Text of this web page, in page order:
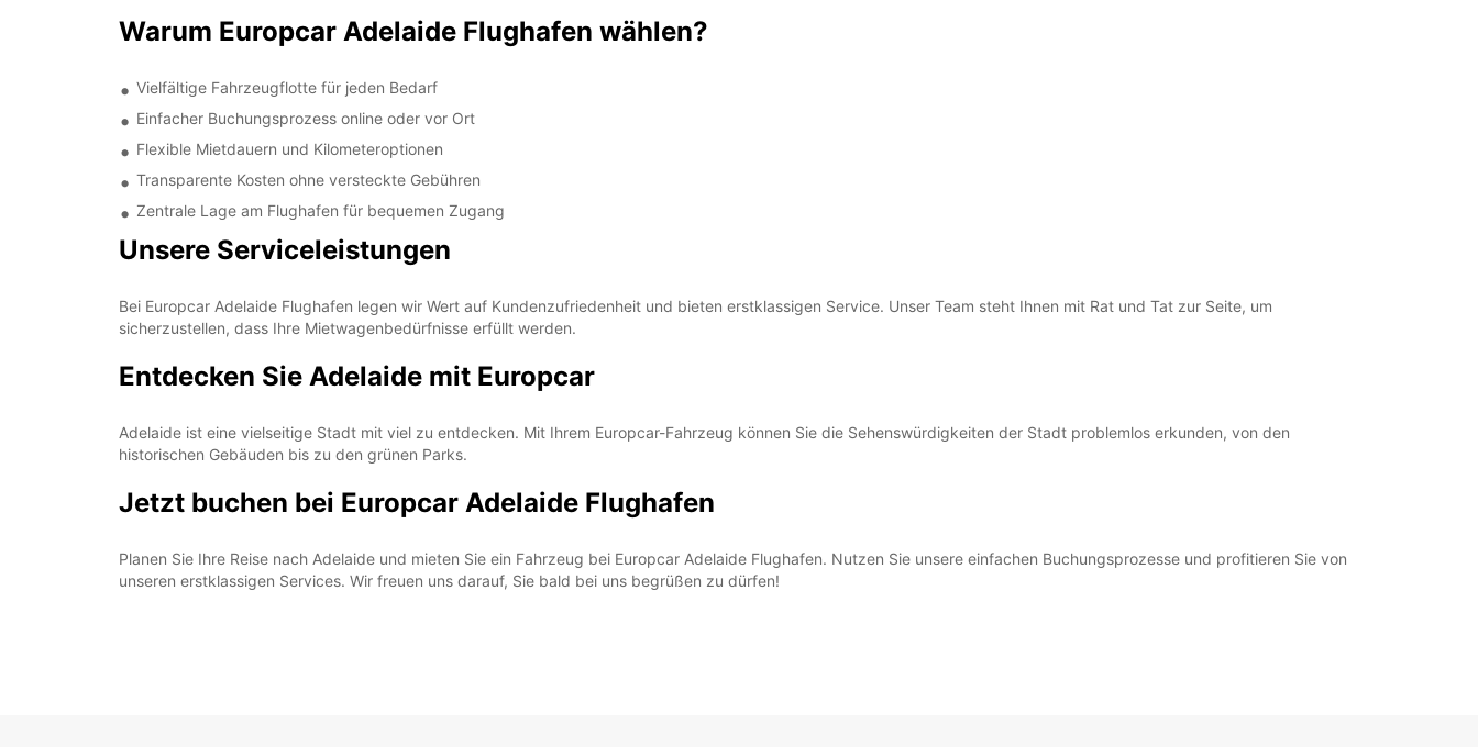
Warum Europcar Adelaide Flughafen wählen?
Vielfältige Fahrzeugflotte für jeden Bedarf
Einfacher Buchungsprozess online oder vor Ort
Flexible Mietdauern und Kilometeroptionen
Transparente Kosten ohne versteckte Gebühren
Zentrale Lage am Flughafen für bequemen Zugang
Unsere Serviceleistungen
Bei Europcar Adelaide Flughafen legen wir Wert auf Kundenzufriedenheit und bieten erstklassigen Service. Unser Team steht Ihnen mit Rat und Tat zur Seite, um
sicherzustellen, dass Ihre Mietwagenbedürfnisse erfüllt werden.
Entdecken Sie Adelaide mit Europcar
Adelaide ist eine vielseitige Stadt mit viel zu entdecken. Mit Ihrem Europcar-Fahrzeug können Sie die Sehenswürdigkeiten der Stadt problemlos erkunden, von den
historischen Gebäuden bis zu den grünen Parks.
Jetzt buchen bei Europcar Adelaide Flughafen
Planen Sie Ihre Reise nach Adelaide und mieten Sie ein Fahrzeug bei Europcar Adelaide Flughafen. Nutzen Sie unsere einfachen Buchungsprozesse und profitieren Sie von
unseren erstklassigen Services. Wir freuen uns darauf, Sie bald bei uns begrüßen zu dürfen!